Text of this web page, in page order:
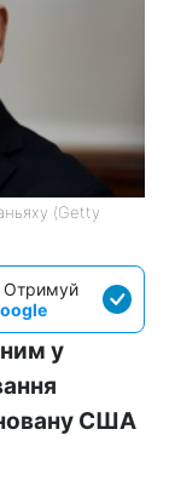
(Getty
Отримуй
у
США